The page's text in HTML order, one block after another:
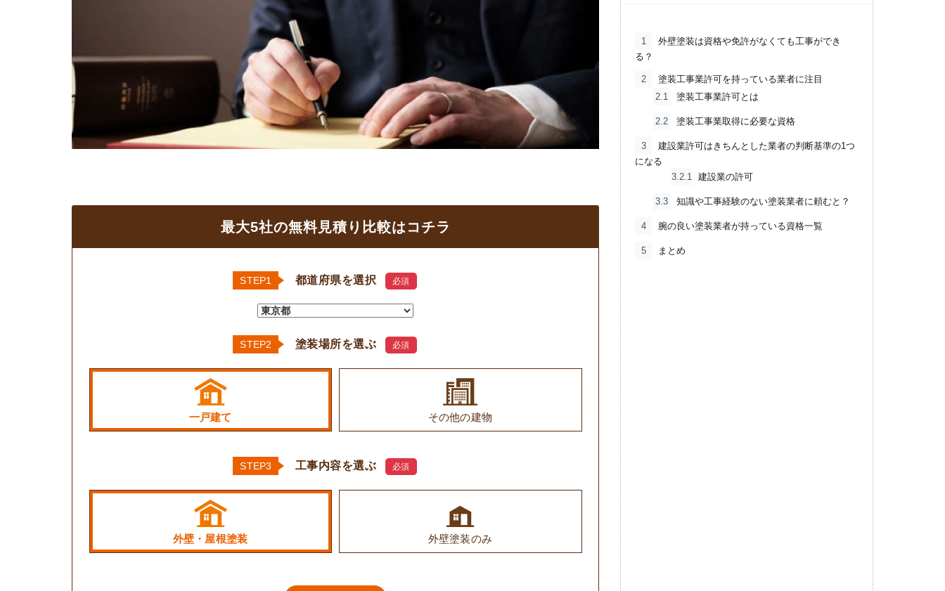
最大5社の無料見積り比較はコチラ
STEP1 都道府県を選択 必須
STEP2 塗装場所を選ぶ 必須
一戸建て その他の建物
STEP3 工事内容を選ぶ 必須
外壁・屋根塗装 外壁塗装のみ
1
外壁塗装は資格や免許がなくても工事ができ
る？
2
塗装工事業許可を持っている業者に注目
2.1
塗装工事業許可とは
2.2 塗装工事業取得に必要な資格
3
建設業許可はきちんとした業者の判断基準の1つ
になる
3.2.1 建設業の許可
3.3 知識や工事経験のない塗装業者に頼むと？
4 腕の良い塗装業者が持っている資格一覧
5 まとめ